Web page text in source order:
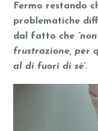
Fermo restando
problematiche
dal fatto che
frustrazione, per
al di fuori di sé”.